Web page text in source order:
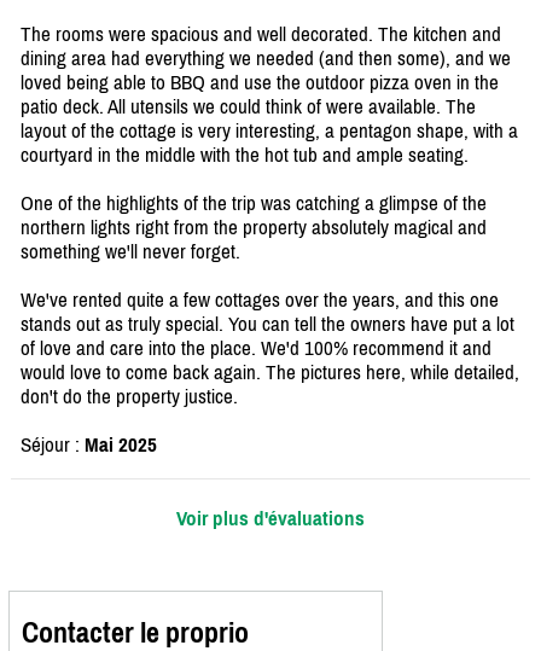
The rooms were spacious and well decorated. The kitchen and
dining area had everything we needed (and then some), and we
loved being able to BBQ and use the outdoor pizza oven in the
patio deck. All utensils we could think of were available. The
layout of the cottage is very interesting, a pentagon shape, with a
courtyard in the middle with the hot tub and ample seating.
One of the highlights of the trip was catching a glimpse of the
northern lights right from the property absolutely magical and
something we'll never forget.
We've rented quite a few cottages over the years, and this one
stands out as truly special. You can tell the owners have put a lot
of love and care into the place. We'd 100% recommend it and
would love to come back again. The pictures here, while detailed,
don't do the property justice.
Séjour : Mai 2025
Voir plus d'évaluations
Contacter le proprio